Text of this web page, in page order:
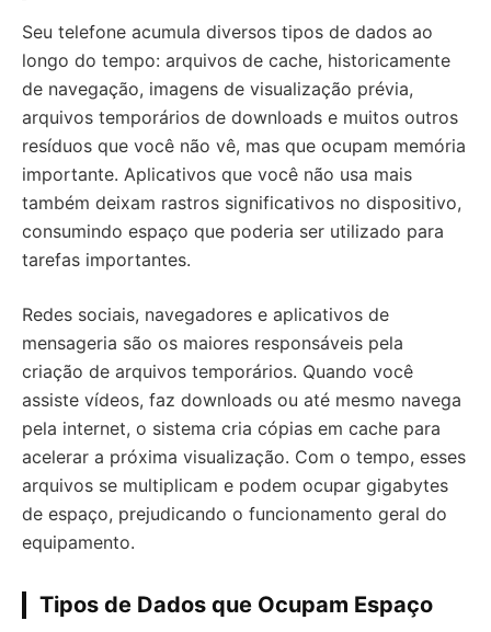
Seu telefone acumula diversos tipos de dados ao
longo do tempo: arquivos de cache, historicamente
de navegação, imagens de visualização prévia,
arquivos temporários de downloads e muitos outros
resíduos que você não vê, mas que ocupam memória
importante. Aplicativos que você não usa mais
também deixam rastros significativos no dispositivo,
consumindo espaço que poderia ser utilizado para
tarefas importantes.
Redes sociais, navegadores e aplicativos de
mensageria são os maiores responsáveis pela
criação de arquivos temporários. Quando você
assiste vídeos, faz downloads ou até mesmo navega
pela internet, o sistema cria cópias em cache para
acelerar a próxima visualização. Com o tempo, esses
arquivos se multiplicam e podem ocupar gigabytes
de espaço, prejudicando o funcionamento geral do
equipamento.
Tipos de Dados que Ocupam Espaço